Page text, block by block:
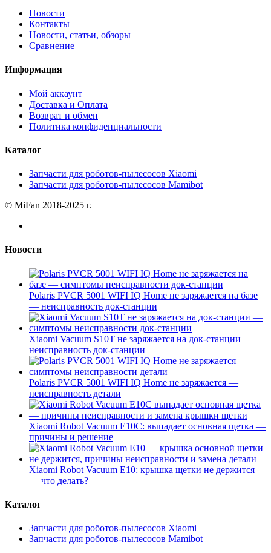
Новости
Контакты
Новости, статьи, обзоры
Сравнение
Информация
Мой аккаунт
Доставка и Оплата
Возврат и обмен
Политика конфиденциальности
Каталог
Запчасти для роботов-пылесосов Xiaomi
Запчасти для роботов-пылесосов Mamibot
© MiFan 2018-2025 г.
Новости
Polaris PVCR 5001 WIFI IQ Home не заряжается на базе
— неисправность док-станции
Xiaomi Vacuum S10T не заряжается на док-станции —
неисправность док-станции
Polaris PVCR 5001 WIFI IQ Home не заряжается —
неисправность детали
Xiaomi Robot Vacuum E10C: выпадает основная щетка —
причины и решение
Xiaomi Robot Vacuum E10: крышка щетки не держится
— что делать?
Каталог
Запчасти для роботов-пылесосов Xiaomi
Запчасти для роботов-пылесосов Mamibot